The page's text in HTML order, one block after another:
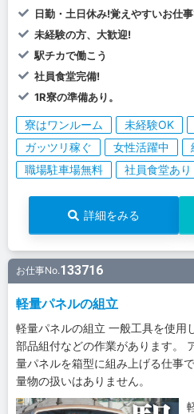
日勤・土日休み!覚えやすいお仕
未経験の方、大歓迎!
駅チカで働こう
社員食堂完備!
1R寮の準備あり。
寮はワンルーム 未経験OK
ガッツリ稼ぐ
女性活躍中
職場駐車場無料
社員食堂あり
詳細をみる
お仕事No.133716
軽量パネルの組立
軽量パネルの組立 一般工具を使用
部品組付などの作業があります。
量パネルを箱型に組み上げる仕事
量物の扱いはありません。